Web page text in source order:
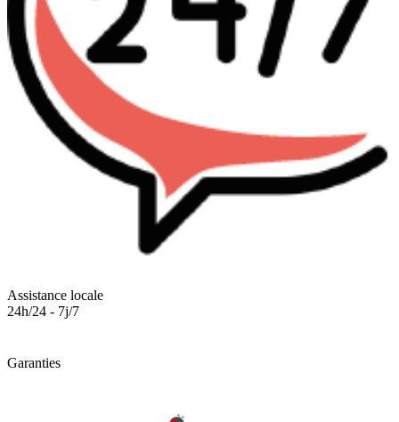
Assistance locale
24h/24 - 7j/7
Garanties